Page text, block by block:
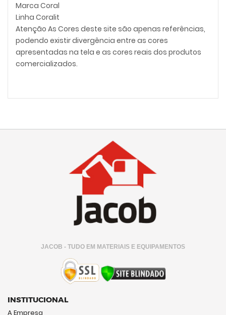
Marca Coral
Linha Coralit
Atenção As Cores deste site são apenas referências,
podendo existir divergência entre as cores
apresentadas na tela e as cores reais dos produtos
comercializados.
JACOB - TUDO EM MATERIAIS E EQUIPAMENTOS
INSTITUCIONAL
A Empresa